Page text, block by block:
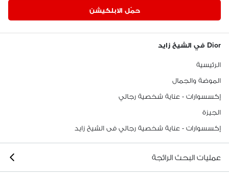
حمّل الابلكيشن
Dior في الشيخ زايد
الرئيسية
الموضة والجمال
إكسسوارات - عناية شخصية رجالي
الجيزة
إكسسوارات - عناية شخصية رجالي فى الشيخ زايد
عمليات البحث الرائجة